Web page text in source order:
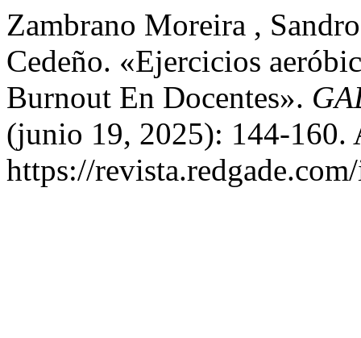
Zambrano Moreira ,
Cedeño. «Ejercicios
Burnout En Docentes».
(junio 19, 2025): 144-160.
https://